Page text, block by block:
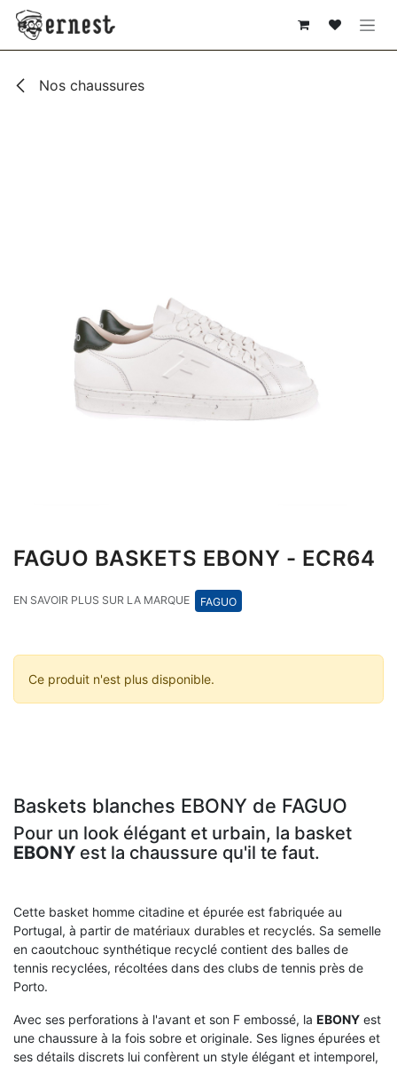
SE RENDRE AU CONTENU
Nos chaussures
FAGUO BASKETS EBONY - ECR64
EN SAVOIR PLUS SUR LA MARQUE FAGUO
Ce produit n'est plus disponible.
Baskets blanches EBONY de FAGUO
Pour un look élégant et urbain, la basket
EBONY est la chaussure qu'il te faut.
Cette basket homme citadine et épurée est fabriquée au
Portugal, à partir de matériaux durables et recyclés. Sa semelle
en caoutchouc synthétique recyclé contient des balles de
tennis recyclées, récoltées dans des clubs de tennis près de
Porto.
Avec ses perforations à l'avant et son F embossé, la EBONY est
une chaussure à la fois sobre et originale. Ses lignes épurées et
ses détails discrets lui confèrent un style élégant et intemporel,